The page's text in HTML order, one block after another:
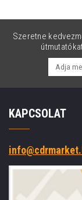
Szeretne
KAPCSOLAT